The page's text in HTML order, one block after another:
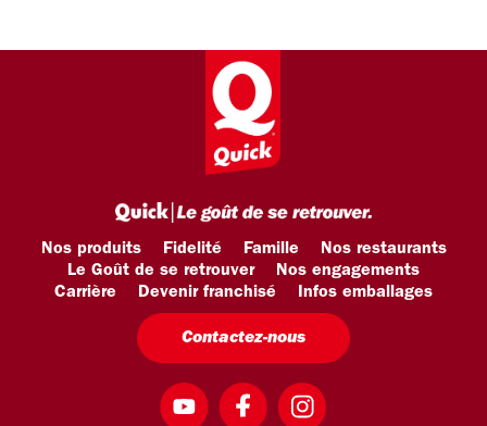
Nos produits Fidelité Famille
Nos restaurants
Le Goût de se retrouver
Nos engagements
Carrière
Devenir franchisé Infos emballages
Contactez-nous